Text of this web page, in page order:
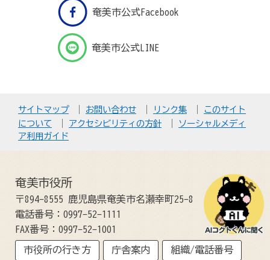
奄美市公式Facebook
奄美市公式LINE
サイトマップ お問い合わせ リンク集
このサイト
について
アクセシビリティの方針
ソーシャルメディ
ア利用ガイド
奄美市役所
〒894-8555 鹿児島県奄美市名瀬幸町25-8
電話番号：0997-52-1111
FAX番号：0997-52-1001
市役所の行き方 庁舎案内 組織/電話番号